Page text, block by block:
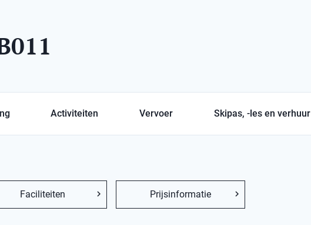
Activiteiten Vervoer Skipas, -les en verhuur
Faciliteiten Prijsinformatie